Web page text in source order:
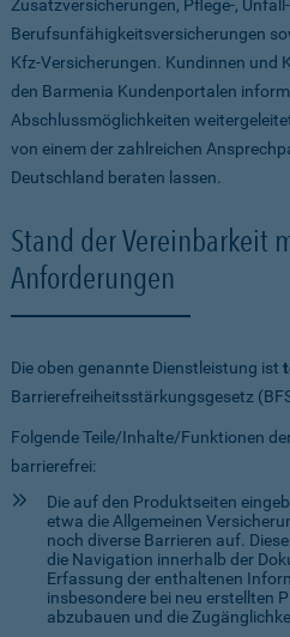
Zusatzversicherungen, Pflege-,
Berufsunfähigkeitsversicherungen
Kfz-Versicherungen. Kundinnen und
den Barmenia Kundenportalen
Abschlussmöglichkeiten
von einem der zahlreichen
Deutschland beraten lassen.
Stand der Vereinbarkeit
Anforderungen
Die oben genannte Dienstleistung ist
Barrierefreiheitsstärkungsgesetz
Folgende Teile/Inhalte/Funktionen
barrierefrei:
Die auf den Produktseiten
etwa die Allgemeinen
noch diverse Barrieren auf.
die Navigation innerhalb der
Erfassung der enthaltenen
insbesondere bei neu erstellten
abzubauen und die